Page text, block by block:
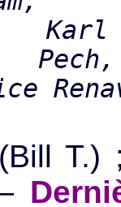
Karl
T.)